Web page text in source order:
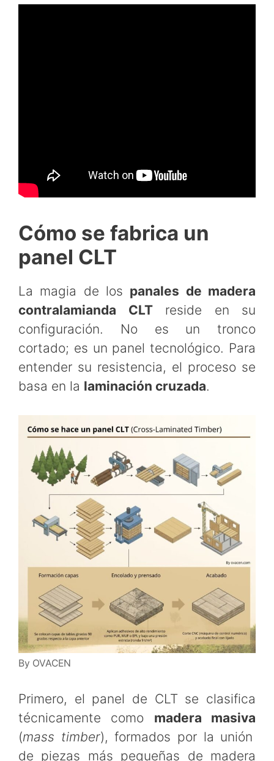
Cómo se fabrica un
panel CLT
La magia de los panales de madera
contralamianda CLTreside en su
configuración. No es un tronco
cortado; es un panel tecnológico. Para
entender su resistencia, el proceso se
basa en la laminación cruzada.
By OVACEN
Primero, el panel de CLT se clasifica
técnicamente como madera masiva
(mass timber), formados por la unión
de piezas más pequeñas de madera